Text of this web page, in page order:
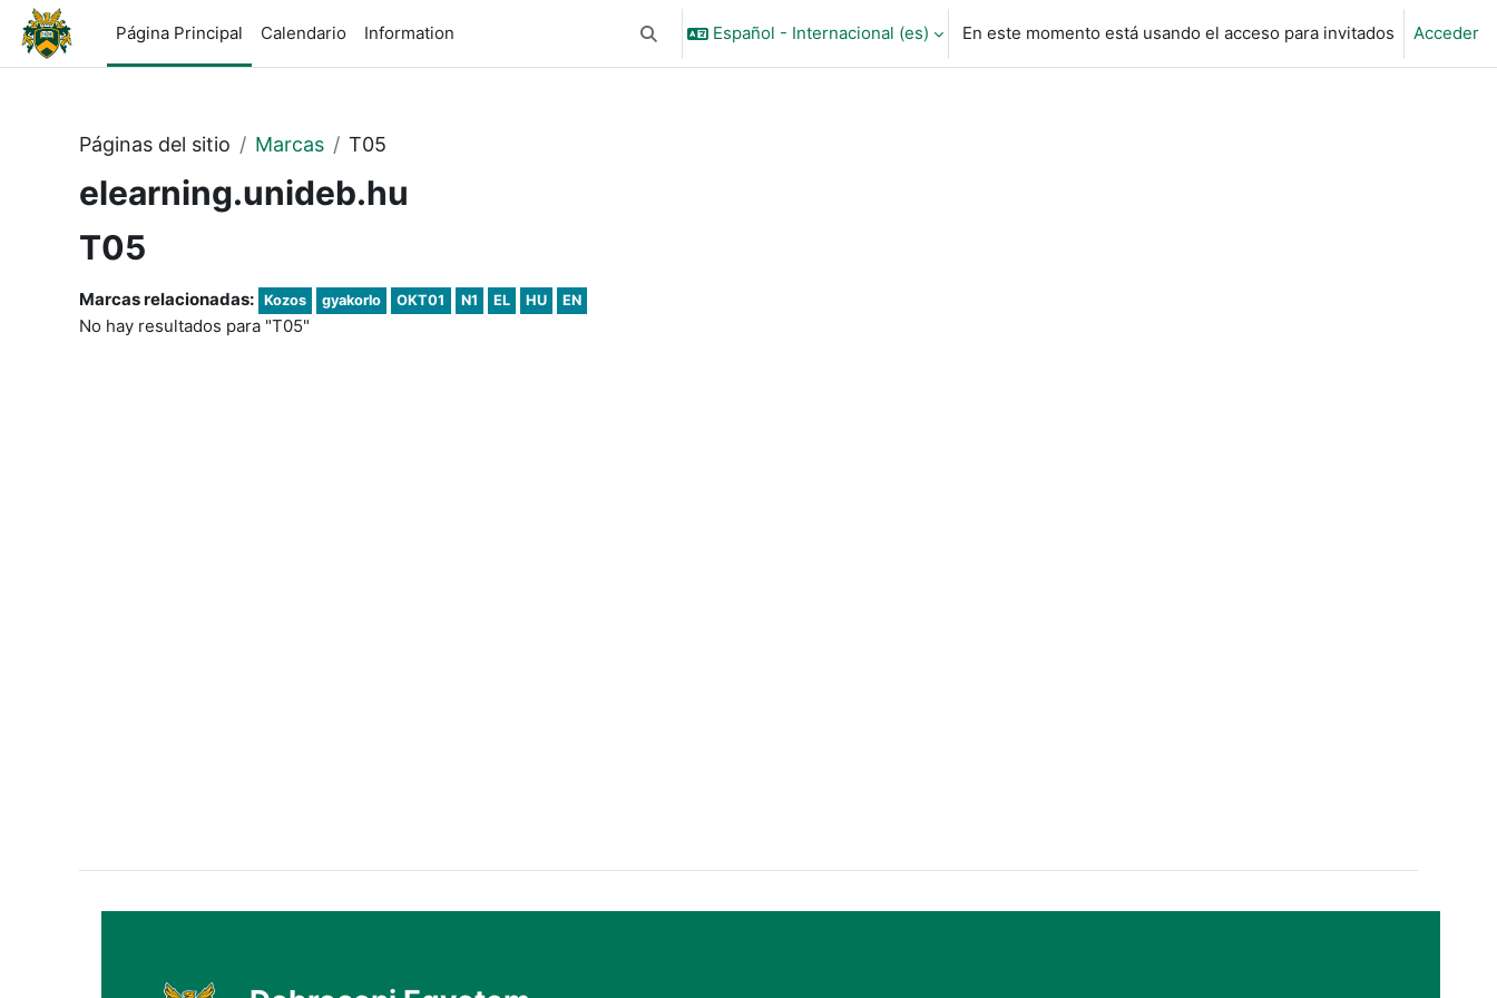
Salta al contenido principal
Página Principal
Calendario Information Selector de búsqueda de entrada
Español - Internacional ‎(es)‎ En este momento está usando el acceso para invitados Acceder
Páginas del sitio Marcas T05
elearning.unideb.hu
T05
Marcas relacionadas: Kozos gyakorlo OKT01 N1 EL HU EN
No hay resultados para "T05"